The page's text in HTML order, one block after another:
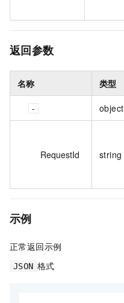
返回参数
名称 类型
object
RequestId string
示例
正常返回示例
JSON 格式